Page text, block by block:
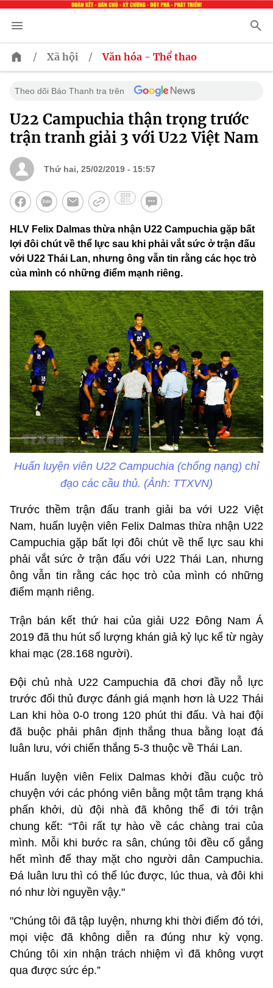
/ Xã hội / Văn hóa - Thể thao
Theo dõi Báo Thanh tra trên
U22 Campuchia thận trọng trước
trận tranh giải 3 với U22 Việt Nam
Thứ hai, 25/02/2019 - 15:57
HLV Felix Dalmas thừa nhận U22 Campuchia gặp bất
lợi đôi chút về thể lực sau khi phải vắt sức ở trận đấu
với U22 Thái Lan, nhưng ông vẫn tin rằng các học trò
của mình có những điểm mạnh riêng.
Huấn luyện viên U22 Campuchia (chống nạng) chỉ
đạo các cầu thủ. (Ảnh: TTXVN)
Trước thềm trận đấu tranh giải ba với U22 Việt
Nam, huấn luyện viên Felix Dalmas thừa nhận U22
Campuchia gặp bất lợi đôi chút về thể lực sau khi
phải vắt sức ở trận đấu với U22 Thái Lan, nhưng
ông vẫn tin rằng các học trò của mình có những
điểm mạnh riêng.
Trận bán kết thứ hai của giải U22 Đông Nam Á
2019 đã thu hút số lượng khán giả kỷ lục kể từ ngày
khai mạc (28.168 người).
Đội chủ nhà U22 Campuchia đã chơi đầy nỗ lực
trước đối thủ được đánh giá mạnh hơn là U22 Thái
Lan khi hòa 0-0 trong 120 phút thi đấu. Và hai đội
đã buộc phải phân định thắng thua bằng loạt đá
luân lưu, với chiến thắng 5-3 thuộc về Thái Lan.
Huấn luyện viên Felix Dalmas khởi đầu cuộc trò
chuyện với các phóng viên bằng một tâm trạng khá
phấn khởi, dù đội nhà đã không thể đi tới trận
chung kết: “Tôi rất tự hào về các chàng trai của
mình. Mỗi khi bước ra sân, chúng tôi đều cố gắng
hết mình để thay mặt cho người dân Campuchia.
Đá luân lưu thì có thể lúc được, lúc thua, và đôi khi
nó như lời nguyền vậy."
"Chúng tôi đã tập luyện, nhưng khi thời điểm đó tới,
mọi việc đã không diễn ra đúng như kỳ vọng.
Chúng tôi xin nhận trách nhiệm vì đã không vượt
qua được sức ép.”